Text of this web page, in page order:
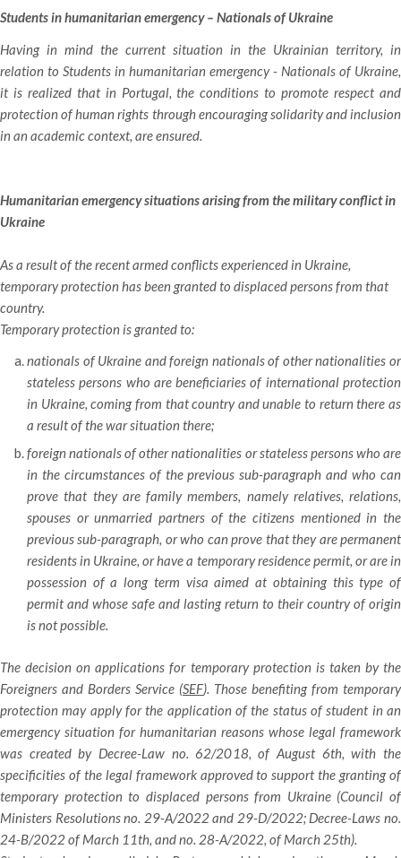
Students in humanitarian emergency – Nationals of Ukraine
Having in mind the current situation in the Ukrainian territory, in
relation to Students in humanitarian emergency - Nationals of Ukraine,
it is realized that in Portugal, the conditions to promote respect and
protection of human rights through encouraging solidarity and inclusion
in an academic context, are ensured.
Humanitarian emergency situations arising from the military conflict in
Ukraine
As a result of the recent armed conflicts experienced in Ukraine,
temporary protection has been granted to displaced persons from that
country.
Temporary protection is granted to:
nationals of Ukraine and foreign nationals of other nationalities or
stateless persons who are beneficiaries of international protection
in Ukraine, coming from that country and unable to return there as
a result of the war situation there;
foreign nationals of other nationalities or stateless persons who are
in the circumstances of the previous sub-paragraph and who can
prove that they are family members, namely relatives, relations,
spouses or unmarried partners of the citizens mentioned in the
previous sub-paragraph, or who can prove that they are permanent
residents in Ukraine, or have a temporary residence permit, or are in
possession of a long term visa aimed at obtaining this type of
permit and whose safe and lasting return to their country of origin
is not possible.
The decision on applications for temporary protection is taken by the
Foreigners and Borders Service (SEF). Those benefiting from temporary
protection may apply for the application of the status of student in an
emergency situation for humanitarian reasons whose legal framework
was created by Decree-Law no. 62/2018, of August 6th, with the
specificities of the legal framework approved to support the granting of
temporary protection to displaced persons from Ukraine (Council of
Ministers Resolutions no. 29-A/2022 and 29-D/2022; Decree-Laws no.
24-B/2022 of March 11th, and no. 28-A/2022, of March 25th).